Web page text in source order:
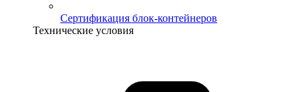
Сертификация блок-контейнеров
Технические условия